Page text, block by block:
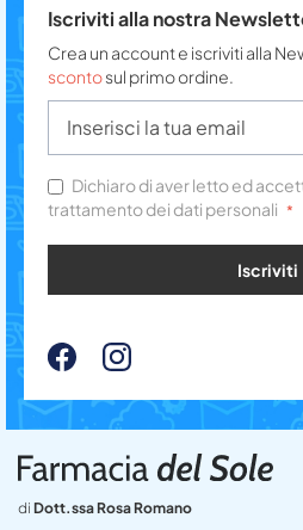
di Dott.ssa Rosa Romano
Iscriviti alla nostra
Crea un account e iscriviti alla
scontosul primo ordine.
Dichiaro di aver letto ed
trattamento dei dati personali
Iscriviti